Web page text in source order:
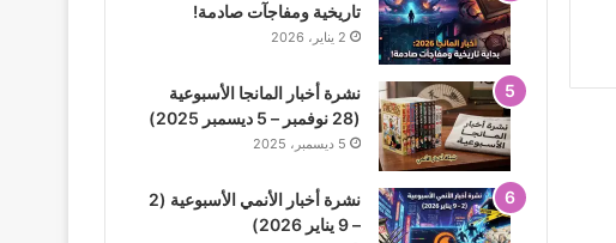
تاريخية ومفاجآت صادمة!
2 يناير، 2026
نشرة أخبار المانجا الأسبوعية
(28 نوفمبر – 5 ديسمبر 2025)
5 ديسمبر، 2025
نشرة أخبار الأنمي الأسبوعية (2
– 9 يناير 2026)